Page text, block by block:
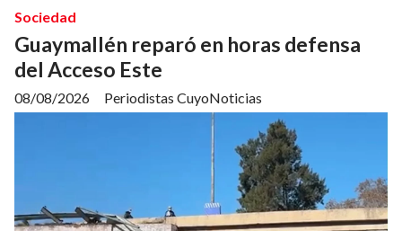
Guaymallén reparó en horas defensa
del Acceso Este
Periodistas CuyoNoticias
Sociedad
08/08/2026